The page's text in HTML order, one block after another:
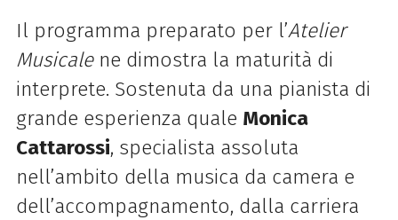
Il programma preparato per l’Atelier
Musicale ne dimostra la maturità di
interprete. Sostenuta da una pianista di
grande esperienza quale Monica
Cattarossi, specialista assoluta
nell’ambito della musica da camera e
dell’accompagnamento, dalla carriera